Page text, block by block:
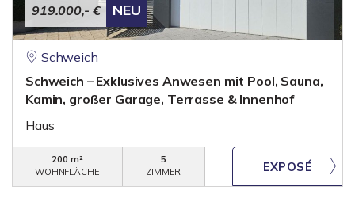
919.000,- € NEU
Schweich
Schweich – Exklusives Anwesen mit Pool, Sauna,
Kamin, großer Garage, Terrasse & Innenhof
Haus
200 m²
WOHNFLÄCHE
5
ZIMMER